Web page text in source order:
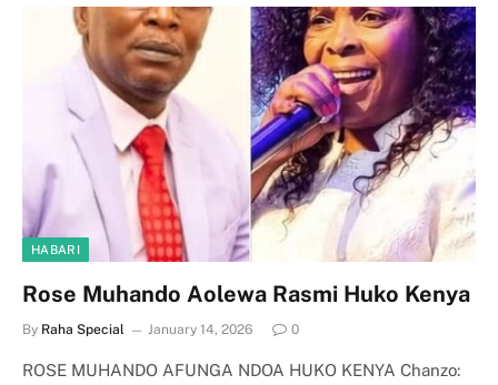
HABARI
Rose Muhando Aolewa Rasmi Huko Kenya
By Raha Special January 14, 2026 0
ROSE MUHANDO AFUNGA NDOA HUKO KENYA Chanzo: